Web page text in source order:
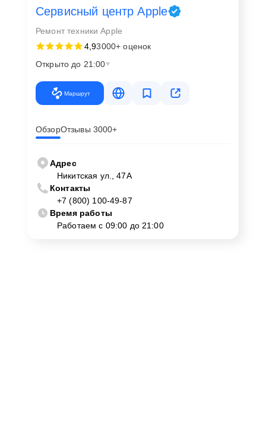
Сервисный центр Apple
Ремонт техники Apple
4,93000+ оценок
Открыто до 21:00
Маршрут
ОбзорОтзывы 3000+
Адрес
Никитская ул., 47А
Контакты
+7 (800) 100-49-87
Время работы
Работаем с 09:00 до 21:00